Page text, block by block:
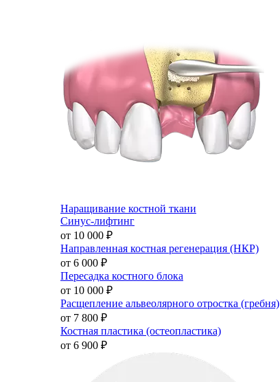
Наращивание костной ткани
Синус-лифтинг
от 10 000 ₽
Направленная костная регенерация (НКР)
от 6 000 ₽
Пересадка костного блока
от 10 000 ₽
Расщепление альвеолярного отростка (гребня)
от 7 800 ₽
Костная пластика (остеопластика)
от 6 900 ₽